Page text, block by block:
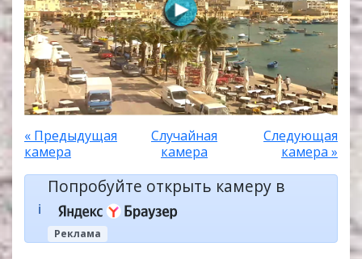
« Предыдущая
камера
Случайная
камера
Следующая
камера »
ℹ️
Попробуйте открыть камеру в
Реклама